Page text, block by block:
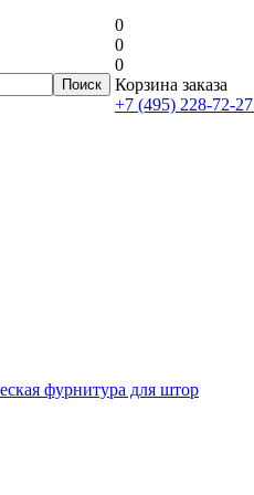
0
0
0
Корзина заказа
+7 (495) 228-72-27
фурнитура для штор